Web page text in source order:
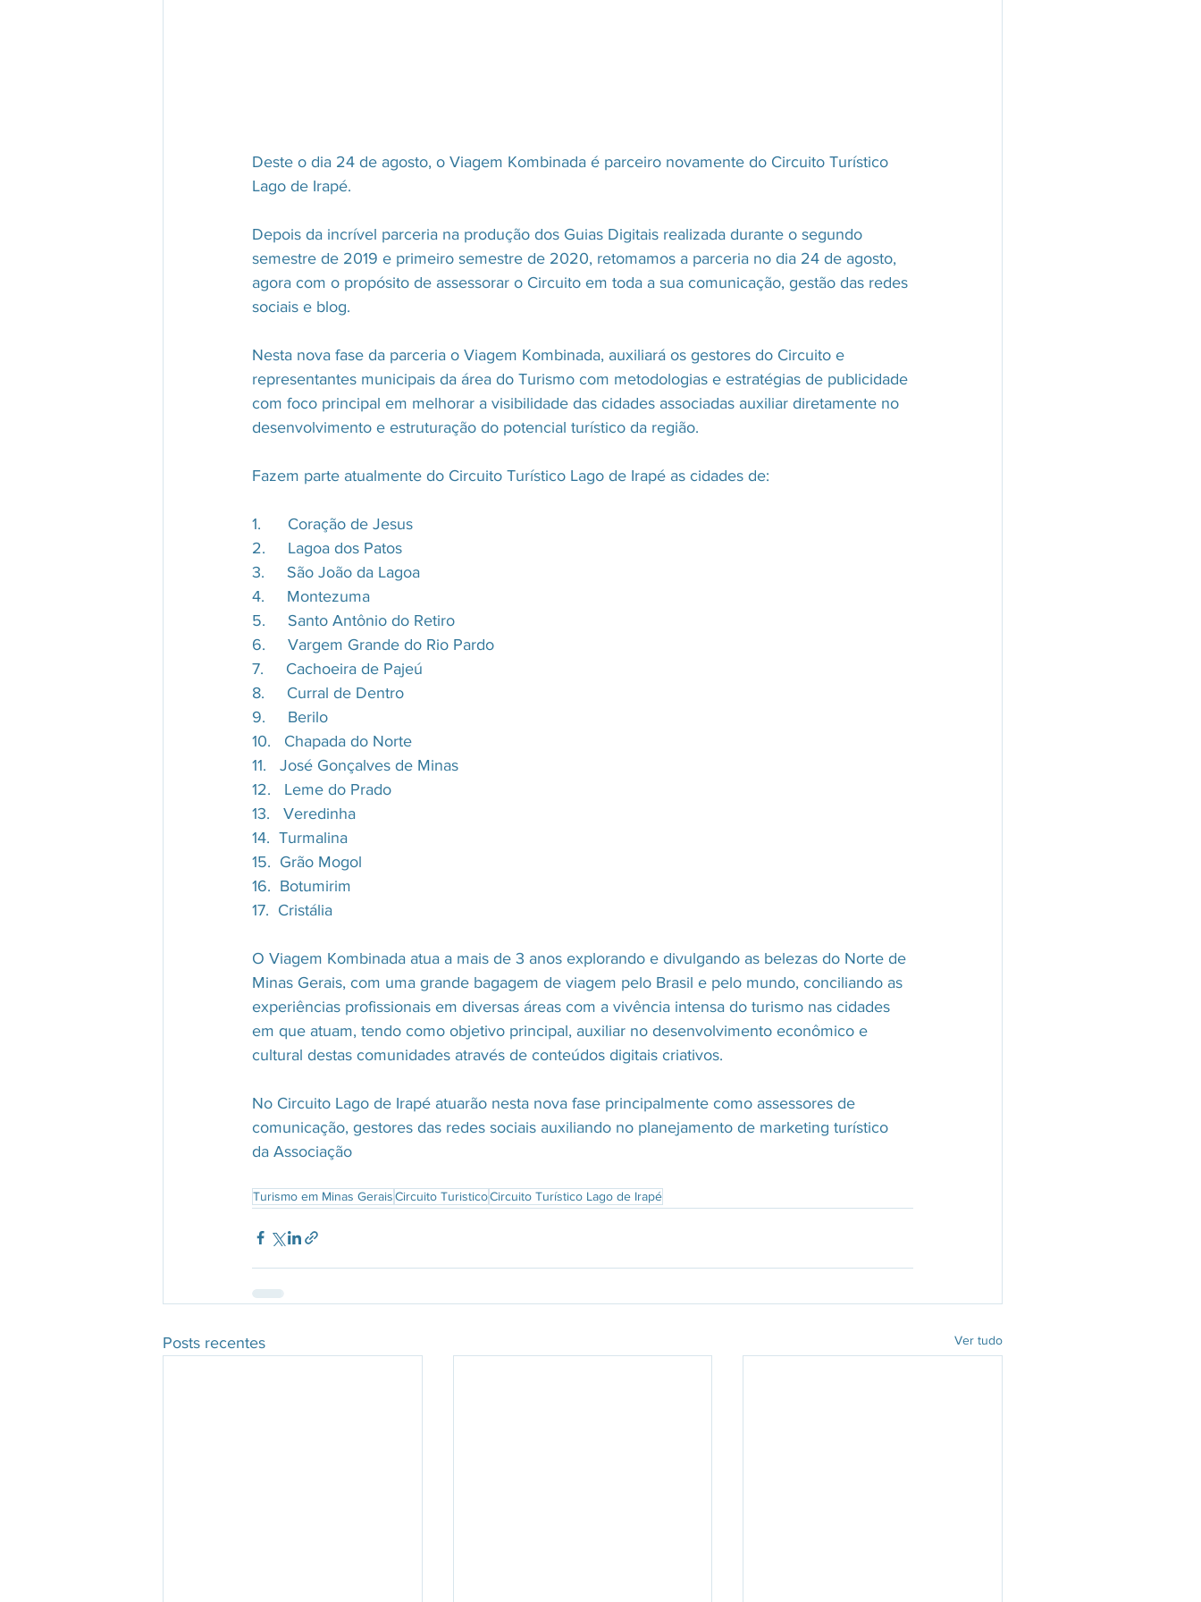
Deste o dia 24 de agosto, o Viagem Kombinada é parceiro novamente do Circuito Turístico
Lago de Irapé.
Depois da incrível parceria na produção dos Guias Digitais realizada durante o segundo
semestre de 2019 e primeiro semestre de 2020, retomamos a parceria no dia 24 de agosto,
agora com o propósito de assessorar o Circuito em toda a sua comunicação, gestão das redes
sociais e blog.
Nesta nova fase da parceria o Viagem Kombinada, auxiliará os gestores do Circuito e
representantes municipais da área do Turismo com metodologias e estratégias de publicidade
com foco principal em melhorar a visibilidade das cidades associadas auxiliar diretamente no
desenvolvimento e estruturação do potencial turístico da região.
Fazem parte atualmente do Circuito Turístico Lago de Irapé as cidades de:
1.      Coração de Jesus
2.     Lagoa dos Patos
3.     São João da Lagoa
4.     Montezuma
5.     Santo Antônio do Retiro
6.     Vargem Grande do Rio Pardo
7.     Cachoeira de Pajeú
8.     Curral de Dentro
9.     Berilo
10.   Chapada do Norte
11.   José Gonçalves de Minas
12.   Leme do Prado
13.   Veredinha
14.  Turmalina
15.  Grão Mogol
16.  Botumirim
17.  Cristália
O Viagem Kombinada atua a mais de 3 anos explorando e divulgando as belezas do Norte de
Minas Gerais, com uma grande bagagem de viagem pelo Brasil e pelo mundo, conciliando as
experiências profissionais em diversas áreas com a vivência intensa do turismo nas cidades
em que atuam, tendo como objetivo principal, auxiliar no desenvolvimento econômico e
cultural destas comunidades através de conteúdos digitais criativos.
No Circuito Lago de Irapé atuarão nesta nova fase principalmente como assessores de
comunicação, gestores das redes sociais auxiliando no planejamento de marketing turístico
da Associação
Turismo em Minas GeraisCircuito TuristicoCircuito Turístico Lago de Irapé
Posts recentes Ver tudo